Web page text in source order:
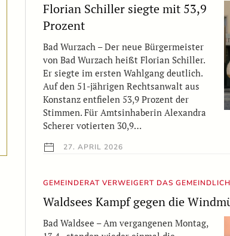
Florian Schiller siegte mit 53,9
Prozent
Bad Wurzach – Der neue Bürgermeister
von Bad Wurzach heißt Florian Schiller.
Er siegte im ersten Wahlgang deutlich.
Auf den 51-jährigen Rechtsanwalt aus
Konstanz entfielen 53,9 Prozent der
Stimmen. Für Amtsinhaberin Alexandra
Scherer votierten 30,9…
27. APRIL 2026
GEMEINDERAT VERWEIGERT DAS
Waldsees Kampf gegen die
Bad Waldsee – Am vergangenen Montag,